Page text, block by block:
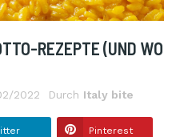
REZEPTE (UND WO
2022 Durch Italy bite
Pinterest